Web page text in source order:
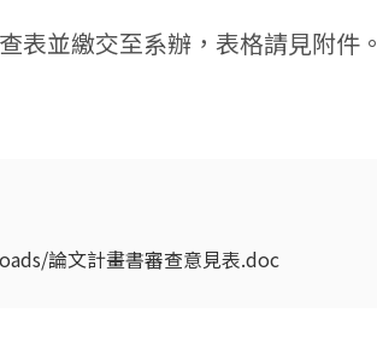
表並繳交至系辦，表格請見附件
論文計畫書審查意見表.doc